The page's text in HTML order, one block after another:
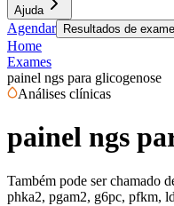
Ajuda
Agendar Resultados de
Home
Exames
painel ngs para glicogenose
Análises clínicas
painel ngs
Também pode ser chamado
phka2, pgam2, g6pc, pfkm,